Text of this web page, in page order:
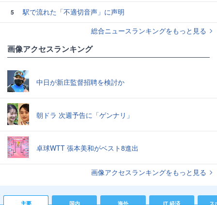
5
駅で流れた「不適切音声」に声明
総合ニュースランキングをもっと見る
画像アクセスランキング
中日が新庄監督招聘を検討か
朝ドラ 次週予告に「ゲンナリ」
卓球WTT 張本美和がベスト8進出
画像アクセスランキングをもっと見る
主要 国内 海外 IT 経済 ス